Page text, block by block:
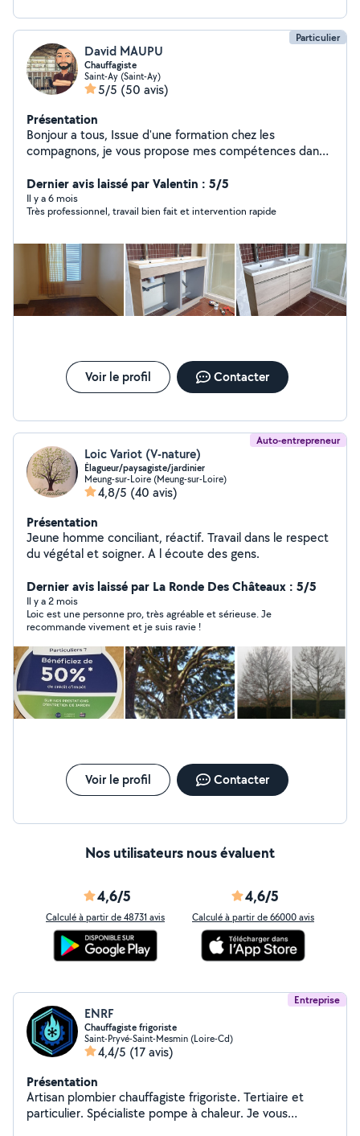
Particulier
David MAUPU
Chauffagiste
Saint-Ay (Saint-Ay)
5/5 (50 avis)
Présentation
Bonjour a tous, Issue d'une formation chez les
compagnons, je vous propose mes compétences dans
(DEPANNAGE, ENTRETIEN Chaudière gaz, Fioul, VMC,
Régulation, détartrage, rempl robinetterie, canalisation
bouchée, petite plomberie, désembouage...) ainsi que
constante d'amélioration et d'économie d'énergie de
vos appareils de chauffage. Serieux & disponibilité.
N'hésitez pas à me contacter. A bientôt.
Dernier avis laissé par Valentin : 5/5
Il y a 6 mois
Très professionnel, travail bien fait et intervention rapide
Voir le profil Contacter
Auto-entrepreneur
Loic Variot (V-nature)
Élagueur/paysagiste/jardinier
Meung-sur-Loire (Meung-sur-Loire)
4,8/5 (40 avis)
Présentation
Jeune homme conciliant, réactif. Travail dans le respect
du végétal et soigner. A l écoute des gens.
Dernier avis laissé par La Ronde Des Châteaux : 5/5
Il y a 2 mois
Loic est une personne pro, très agréable et sérieuse. Je
recommande vivement et je suis ravie !
Voir le profil Contacter
Nos utilisateurs nous évaluent
4,6/5
Calculé à partir de 48731 avis
4,6/5
Calculé à partir de 66000 avis
Entreprise
ENRF
Chauffagiste frigoriste
Saint-Pryvé-Saint-Mesmin (Loire-Cd)
4,4/5 (17 avis)
Présentation
Artisan plombier chauffagiste frigoriste. Tertiaire et
particulier. Spécialiste pompe à chaleur. Je vous